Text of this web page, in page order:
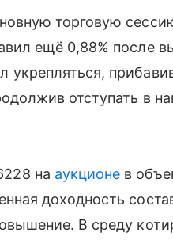
торговую
ещё 0,88% после
укрепляться,
отступать в
на аукционе в
доходность
В среду